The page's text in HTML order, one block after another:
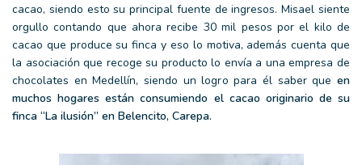
cacao, siendo esto su principal fuente de ingresos. Misael siente
orgullo contando que ahora recibe 30 mil pesos por el kilo de
cacao que produce su finca y eso lo motiva, además cuenta que
la asociación que recoge su producto lo envía a una empresa de
chocolates en Medellín, siendo un logro para él saber que en
muchos hogares están consumiendo el cacao originario de su
finca “La ilusión” en Belencito, Carepa.